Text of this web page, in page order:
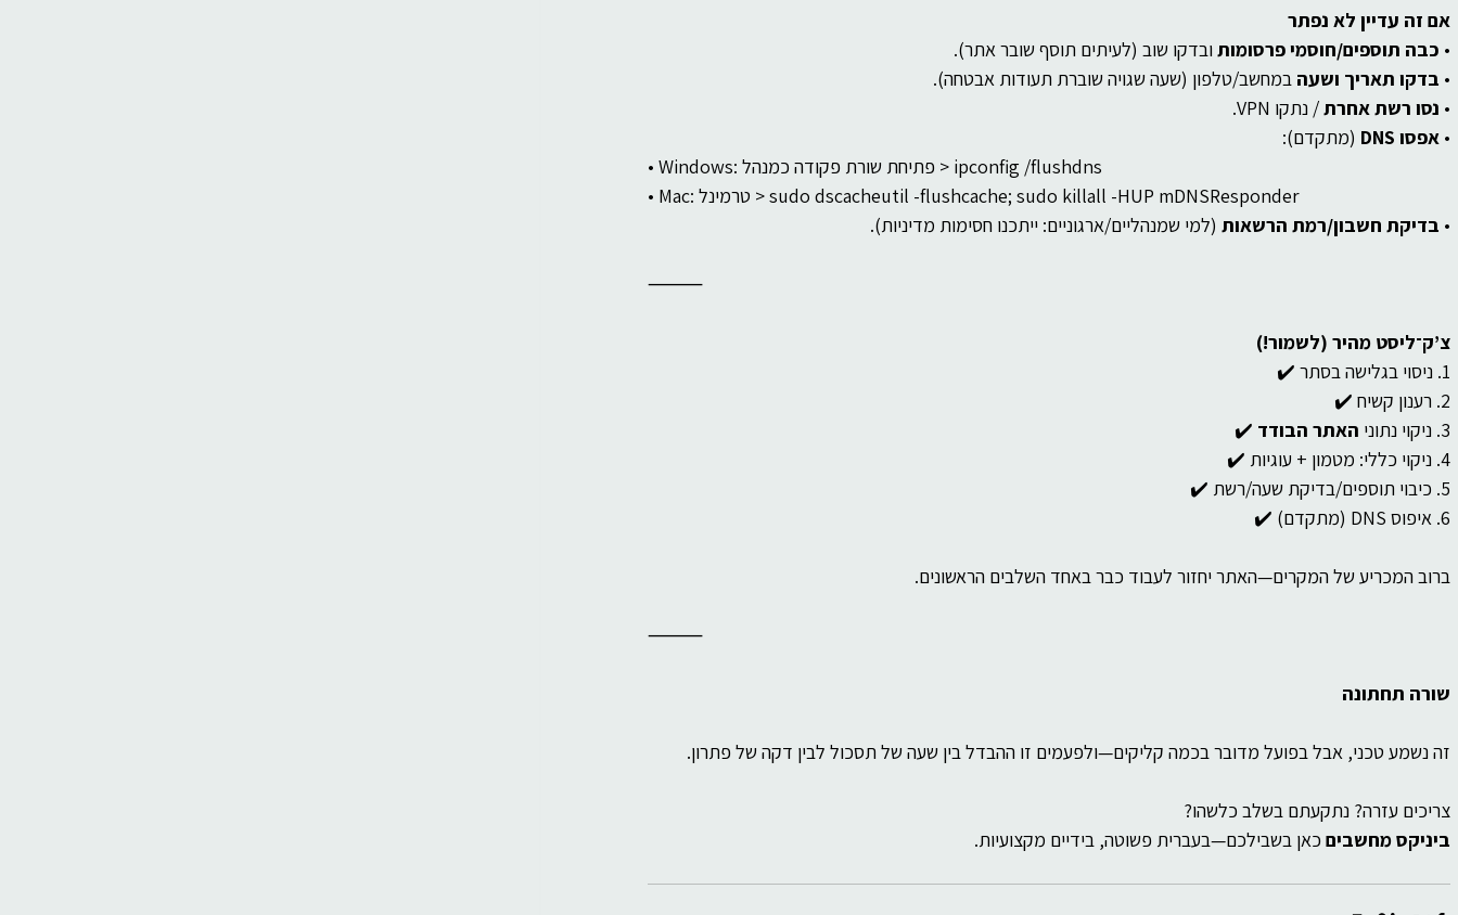
אם זה עדיין לא נפתר
• כבה תוספים/חוסמי פרסומות ובדקו שוב (לעיתים תוסף שובר אתר).
• בדקו תאריך ושעה במחשב/טלפון (שעה שגויה שוברת תעודות אבטחה).
• נסו רשת אחרת / נתקו VPN.
• אפסו DNS
(מתקדם):
• Windows: פתיחת שורת פקודה כמנהל > ipconfig /flushdns
• Mac: טרמינל > sudo dscacheutil -flushcache; sudo killall -HUP mDNSResponder
• בדיקת חשבון/רמת הרשאות (למי שמנהליים/ארגוניים: ייתכנו חסימות מדיניות).
⸻
צ’ק־ליסט מהיר (לשמור!)
1. ניסוי בגלישה בסתר ✔️
2. רענון קשיח ✔️
3. ניקוי נתוני
האתר הבודד ✔️
4. ניקוי כללי: מטמון + עוגיות ✔️
5. כיבוי תוספים/בדיקת שעה/רשת ✔️
6. איפוס DNS (מתקדם) ✔️
ברוב המכריע של המקרים—האתר יחזור לעבוד כבר באחד השלבים הראשונים.
⸻
שורה תחתונה
זה נשמע טכני, אבל בפועל מדובר בכמה קליקים—ולפעמים זו ההבדל בין שעה של תסכול לבין דקה של פתרון.
צריכים עזרה? נתקעתם בשלב כלשהו?
ביניקס מחשבים כאן בשבילכם—בעברית פשוטה, בידיים מקצועיות.